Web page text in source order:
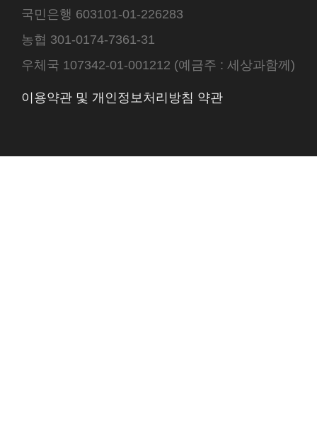
국민은행 603101-01-226283
농협 301-0174-7361-31
우체국 107342-01-001212 (예금주 : 세상과함께)
이용약관 및 개인정보처리방침 약관